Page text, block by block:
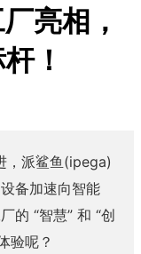
亮相，
！
，派鲨鱼(ipega)
备加速向智能
的 “智慧” 和 “创
验呢？